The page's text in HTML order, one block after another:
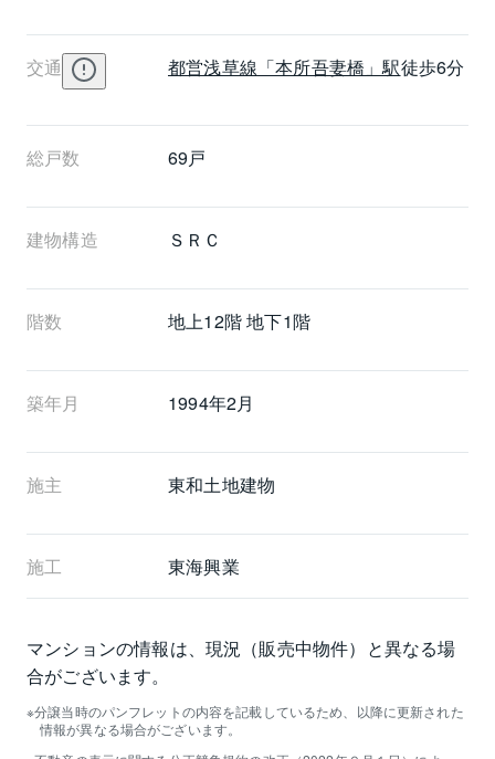
交通 都営浅草線 「本所吾妻橋」駅徒歩6分
総戸数 69戸
建物構造 ＳＲＣ
階数 地上12階 地下1階
築年月 1994年2月
施主 東和土地建物
施工 東海興業
マンションの情報は、現況（販売中物件）と異なる場
合がございます。
分譲当時のパンフレットの内容を記載しているため、以降に更新された
情報が異なる場合がございます。